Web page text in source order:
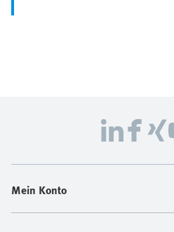
Mein Konto